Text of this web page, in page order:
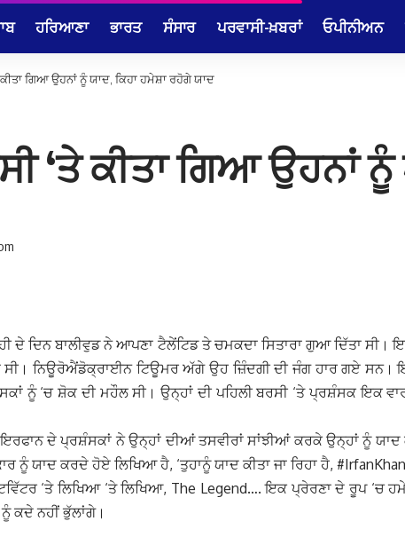
ਹਰਿਆਣਾ ਭਾਰਤ ਸੰਸਾਰ ਪਰਵਾਸੀ-ਖ਼ਬਰਾਂ ਓਪੀਨੀਅਨ
ਗਿਆ ਉਹਨਾਂ ਨੂੰ ਯਾਦ, ਕਿਹਾ ਹਮੇਸ਼ਾ ਰਹੋਗੇ ਯਾਦ
‘ਤੇ ਕੀਤਾ ਗਿਆ ਉਹਨਾਂ
ਦੇ ਦਿਨ ਬਾਲੀਵੁਡ ਨੇ ਆਪਣਾ ਟੈਲੇਂਟਿਡ ਤੇ ਚਮਕਦਾ ਸਿਤਾਰਾ ਗੁਆ ਦਿੱਤਾ ਸੀ।
ਸੀ। ਨਿਊਰੋਐਂਡੋਕ੍ਰਾਈਨ ਟਿਊਮਰ ਅੱਗੇ ਉਹ ਜ਼ਿੰਦਗੀ ਦੀ ਜੰਗ ਹਾਰ ਗਏ ਸਨ।
ਨੂੰ ‘ਚ ਸ਼ੋਕ ਦੀ ਮਹੌਲ ਸੀ। ਉਨ੍ਹਾਂ ਦੀ ਪਹਿਲੀ ਬਰਸੀ ‘ਤੇ ਪ੍ਰਸ਼ੰਸਕ ਇਕ
ਦੇ ਪ੍ਰਸ਼ੰਸਕਾਂ ਨੇ ਉਨ੍ਹਾਂ ਦੀਆਂ ਤਸਵੀਰਾਂ ਸਾਂਝੀਆਂ ਕਰਕੇ ਉਨ੍ਹਾਂ ਨੂੰ ਯਾਦ
ਨੂੰ ਯਾਦ ਕਰਦੇ ਹੋਏ ਲਿਖਿਆ ਹੈ, ‘ਤੁਹਾਨੂੰ ਯਾਦ ਕੀਤਾ ਜਾ ਰਿਹਾ ਹੈ,
‘ਤੇ ਲਿਖਿਆ ‘ਤੇ ਲਿਖਿਆ, The Legend…. ਇਕ ਪ੍ਰੇਰਣਾ ਦੇ ਰੂਪ ‘ਚ
ਕਦੇ ਨਹੀਂ ਭੁੱਲਾਂਗੇ।